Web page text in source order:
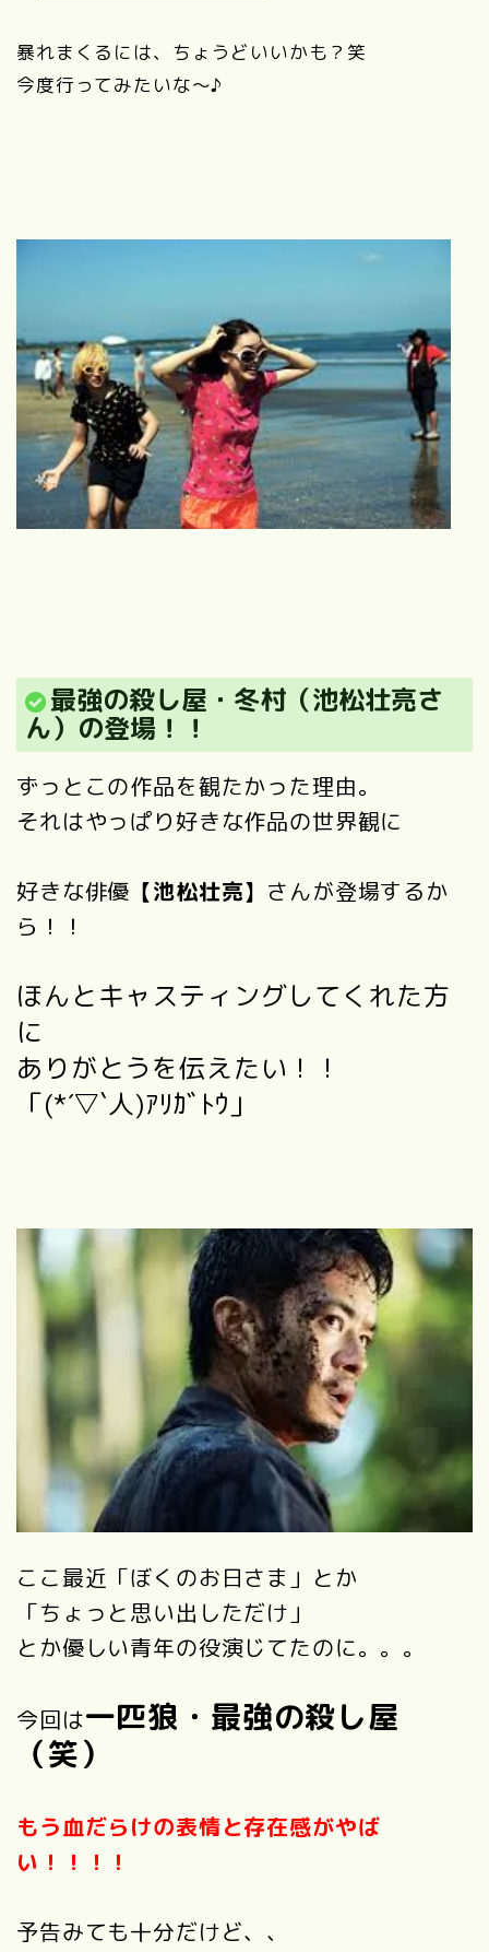
暴れまくるには、ちょうどいいかも？笑
今度行ってみたいな～♪
最強の殺し屋・冬村（池松壮亮さ
ん）の登場！！
ずっとこの作品を観たかった理由。
それはやっぱり好きな作品の世界観に
好きな俳優 【池松壮亮】 さんが登場するか
ら！！
ほんとキャスティングしてくれた方
に
ありがとうを伝えたい！！
「(*´▽`人)ｱﾘｶﾞﾄｳ」
ここ最近「ぼくのお日さま」とか
「ちょっと思い出しただけ」
とか優しい青年の役演じてたのに。。。
今回は一匹狼・最強の殺し屋
（笑）
もう血だらけの表情と存在感がやば
い！！！！
予告みても十分だけど、、